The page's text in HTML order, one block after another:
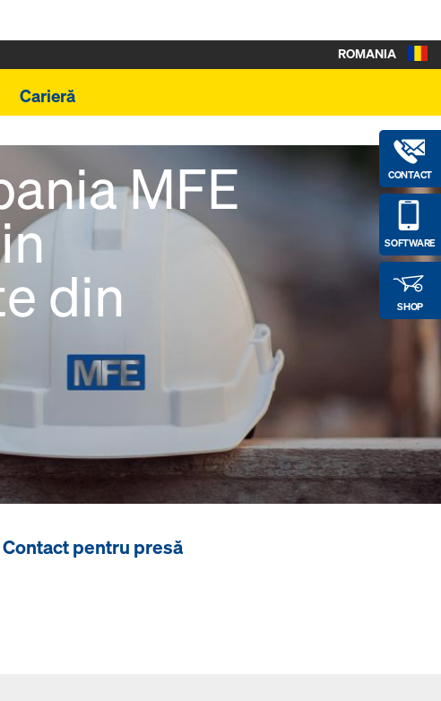
Carieră
CONTACT
SOFTWARE
SHOP
ROMANIA
MFE
din
Contact pentru presă